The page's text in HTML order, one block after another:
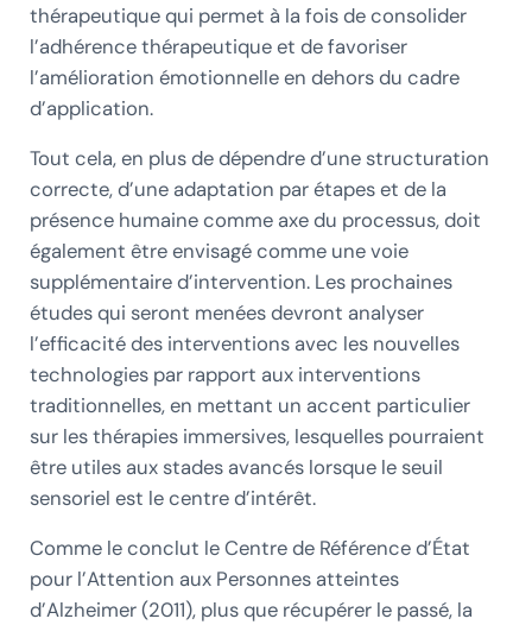
thérapeutique qui permet à la fois de consolider
l’adhérence thérapeutique et de favoriser
l’amélioration émotionnelle en dehors du cadre
d’application.
Tout cela, en plus de dépendre d’une structuration
correcte, d’une adaptation par étapes et de la
présence humaine comme axe du processus, doit
également être envisagé comme une voie
supplémentaire d’intervention. Les prochaines
études qui seront menées devront analyser
l’efficacité des interventions avec les nouvelles
technologies par rapport aux interventions
traditionnelles, en mettant un accent particulier
sur les thérapies immersives, lesquelles pourraient
être utiles aux stades avancés lorsque le seuil
sensoriel est le centre d’intérêt.
Comme le conclut le Centre de Référence d’État
pour l’Attention aux Personnes atteintes
d’Alzheimer (2011), plus que récupérer le passé, la